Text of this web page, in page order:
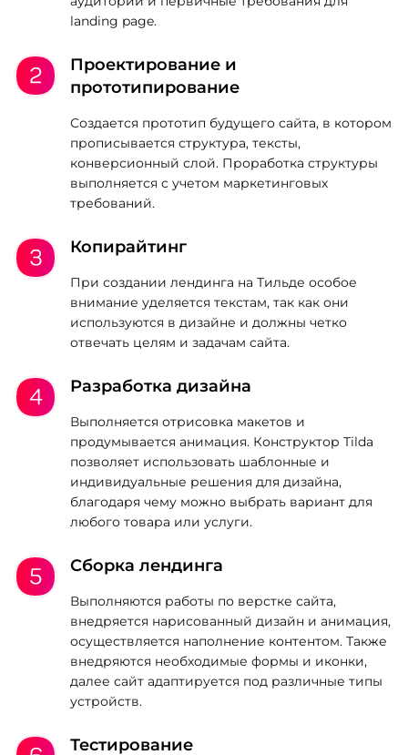
landing page.
Проектирование и
прототипирование
Создается прототип будущего сайта, в котором
прописывается структура, тексты,
конверсионный слой. Проработка структуры
выполняется с учетом маркетинговых
требований.
Копирайтинг
При создании лендинга на Тильде особое
внимание уделяется текстам, так как они
используются в дизайне и должны четко
отвечать целям и задачам сайта.
Разработка дизайна
Выполняется отрисовка макетов и
продумывается анимация. Конструктор Tilda
позволяет использовать шаблонные и
индивидуальные решения для дизайна,
благодаря чему можно выбрать вариант для
любого товара или услуги.
Сборка лендинга
Выполняются работы по верстке сайта,
внедряется нарисованный дизайн и анимация,
осуществляется наполнение контентом. Также
внедряются необходимые формы и иконки,
далее сайт адаптируется под различные типы
устройств.
Тестирование